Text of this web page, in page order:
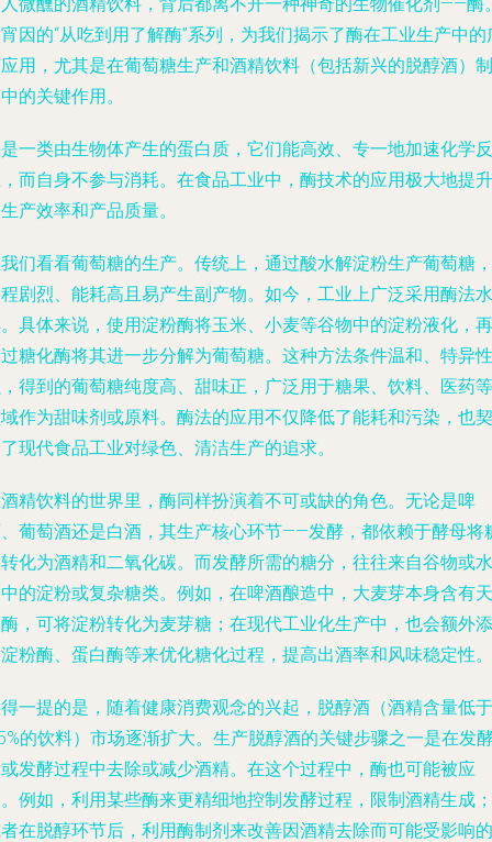
因的“从吃到用了解酶”系列，为我们揭示了酶在工业生产中的
用，尤其是在葡萄糖生产和酒精饮料（包括新兴的脱醇酒）制
的关键作用。
一类由生物体产生的蛋白质，它们能高效、专一地加速化学反
而自身不参与消耗。在食品工业中，酶技术的应用极大地提升
产效率和产品质量。
们看看葡萄糖的生产。传统上，通过酸水解淀粉生产葡萄糖，
剧烈、能耗高且易产生副产物。如今，工业上广泛采用酶法水
具体来说，使用淀粉酶将玉米、小麦等谷物中的淀粉液化，再
糖化酶将其进一步分解为葡萄糖。这种方法条件温和、特异性
得到的葡萄糖纯度高、甜味正，广泛用于糖果、饮料、医药等
作为甜味剂或原料。酶法的应用不仅降低了能耗和污染，也契
现代食品工业对绿色、清洁生产的追求。
精饮料的世界里，酶同样扮演着不可或缺的角色。无论是啤
葡萄酒还是白酒，其生产核心环节——发酵，都依赖于酵母将
化为酒精和二氧化碳。而发酵所需的糖分，往往来自谷物或水
的淀粉或复杂糖类。例如，在啤酒酿造中，大麦芽本身含有天
，可将淀粉转化为麦芽糖；在现代工业化生产中，也会额外添
粉酶、蛋白酶等来优化糖化过程，提高出酒率和风味稳定性。
一提的是，随着健康消费观念的兴起，脱醇酒（酒精含量低于
的饮料）市场逐渐扩大。生产脱醇酒的关键步骤之一是在发
发酵过程中去除或减少酒精。在这个过程中，酶也可能被应
例如，利用某些酶来更精细地控制发酵过程，限制酒精生成；
在脱醇环节后，利用酶制剂来改善因酒精去除而可能受影响的